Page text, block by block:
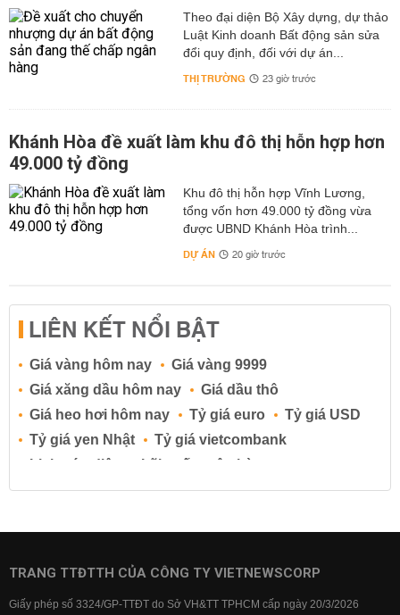
Theo đại diện Bộ Xây dựng, dự thảo
Luật Kinh doanh Bất động sản sửa
đổi quy định, đối với dự án...
THỊ TRƯỜNG 23 giờ trước
Khánh Hòa đề xuất làm khu đô thị hỗn hợp hơn
49.000 tỷ đồng
Khu đô thị hỗn hợp Vĩnh Lương,
tổng vốn hơn 49.000 tỷ đồng vừa
được UBND Khánh Hòa trình...
DỰ ÁN 20 giờ trước
LIÊN KẾT NỔI BẬT
Giá vàng hôm nay
Giá vàng 9999
Giá xăng dầu hôm nay
Giá dầu thô
Giá heo hơi hôm nay
Tỷ giá euro
Tỷ giá USD
Tỷ giá yen Nhật
Tỷ giá vietcombank
Lịch cúp điện
Lãi suất ngân hàng
Lãi suất tiết kiệm
Lãi suất tiền gửi
Lãi suất ngân hàng BIDV
TRANG TTĐTTH CỦA CÔNG TY VIETNEWSCORP
Giấy phép số 3324/GP-TTĐT do Sở VH&TT TPHCM cấp ngày 20/3/2026